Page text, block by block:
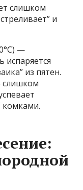
слишком
и
—
испаряется
из пятен.
слишком
комками.